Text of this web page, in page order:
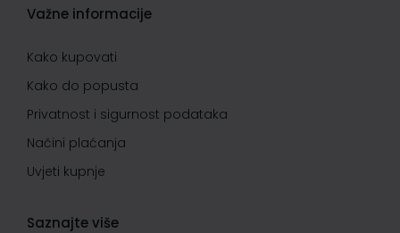
Važne informacije
Kako kupovati
Kako do popusta
Privatnost i sigurnost podataka
Načini plaćanja
Uvjeti kupnje
Saznajte više